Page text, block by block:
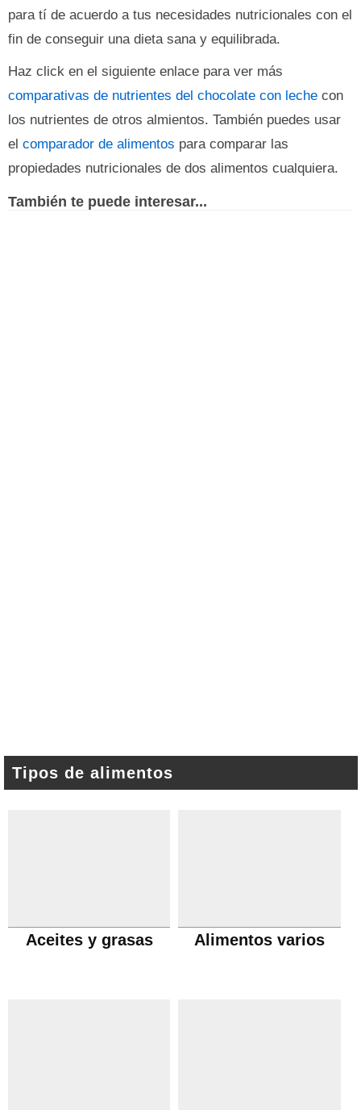
para tí de acuerdo a tus necesidades nutricionales con el
fin de conseguir una dieta sana y equilibrada.
Haz click en el siguiente enlace para ver más
comparativas de nutrientes del chocolate con leche con
los nutrientes de otros almientos. También puedes usar
el comparador de alimentos para comparar las
propiedades nutricionales de dos alimentos cualquiera.
También te puede interesar...
Tipos de alimentos
Aceites y grasas Alimentos varios